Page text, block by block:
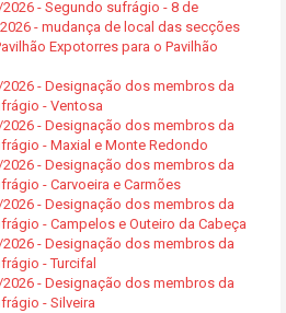
2026 - Segundo sufrágio - 8 de
- mudança de local das secções
Expotorres para o Pavilhão
2026 - Designação dos membros da
- Ventosa
2026 - Designação dos membros da
- Maxial e Monte Redondo
2026 - Designação dos membros da
- Carvoeira e Carmões
2026 - Designação dos membros da
- Campelos e Outeiro da Cabeça
2026 - Designação dos membros da
- Turcifal
2026 - Designação dos membros da
- Silveira